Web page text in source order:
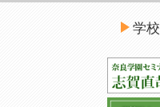
学